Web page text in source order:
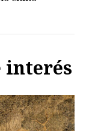
interés